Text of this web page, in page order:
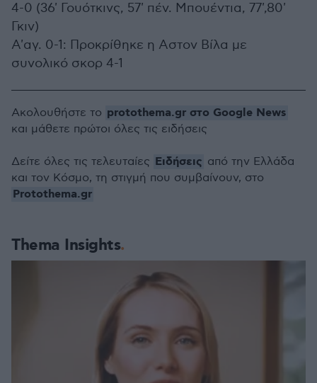
4-0 (36' Γουότκινς, 57' πέν. Μπουέντια, 77',80'
Γκιν)
Α'αγ. 0-1: Προκρίθηκε η Αστον Βίλα με
συνολικό σκορ 4-1
Thema Insights
Ακολουθήστε το protothema.gr στο Google News
και μάθετε πρώτοι όλες τις ειδήσεις
Δείτε όλες τις τελευταίες Ειδήσεις από την Ελλάδα
και τον Κόσμο, τη στιγμή που συμβαίνουν, στο
Protothema.gr